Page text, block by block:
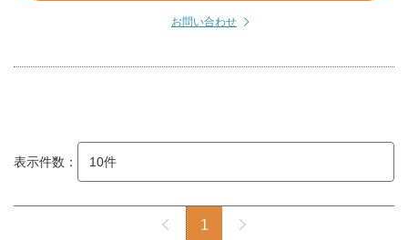
お問い合わせ
表示件数：
1